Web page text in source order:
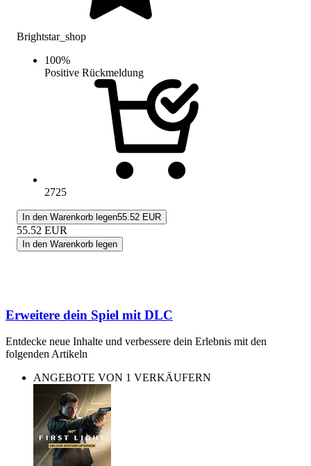
Brightstar_shop
100%
Positive Rückmeldung
2725
In den Warenkorb legen55.52 EUR
55.52 EUR
In den Warenkorb legen
Erweitere dein Spiel mit DLC
Entdecke neue Inhalte und verbessere dein Erlebnis mit den
folgenden Artikeln
ANGEBOTE VON 1 VERKÄUFERN